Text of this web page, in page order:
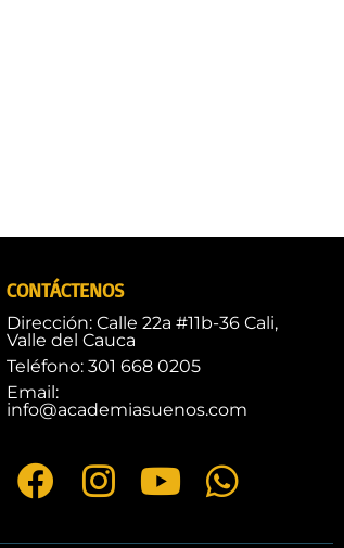
CONTÁCTENOS
Dirección: Calle 22a #11b-36 Cali,
Valle del Cauca
Teléfono: 301 668 0205
Email:
info@academiasuenos.com